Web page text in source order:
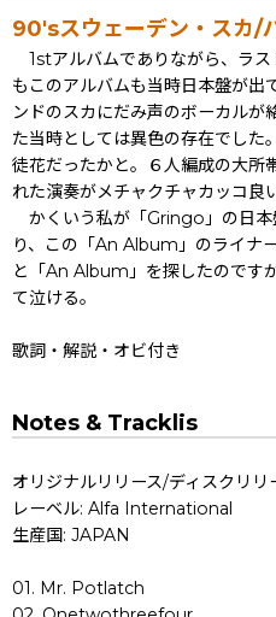
90'sスウェーデン・スカ/
1stアルバムでありながら、ラス
もこのアルバムも当時日本盤が出
ンドのスカにだみ声のボーカルが
た当時としては異色の存在でした
徒花だったかと。６人編成の大所
れた演奏がメチャクチャカッコ良
かくいう私が「Gringo」の日本
り、この「An Album」のライナ
と「An Album」を探したのです
て泣ける。
歌詞・解説・オビ付き
Notes & Tracklis
オリジナルリリース/ディスクリ
レーベル: Alfa International
生産国: JAPAN
01. Mr. Potlatch